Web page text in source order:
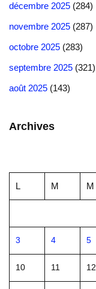
décembre 2025 (284)
novembre 2025 (287)
octobre 2025 (283)
septembre 2025 (321)
août 2025 (143)
Archives
L M M
3 4 5
10 11 12